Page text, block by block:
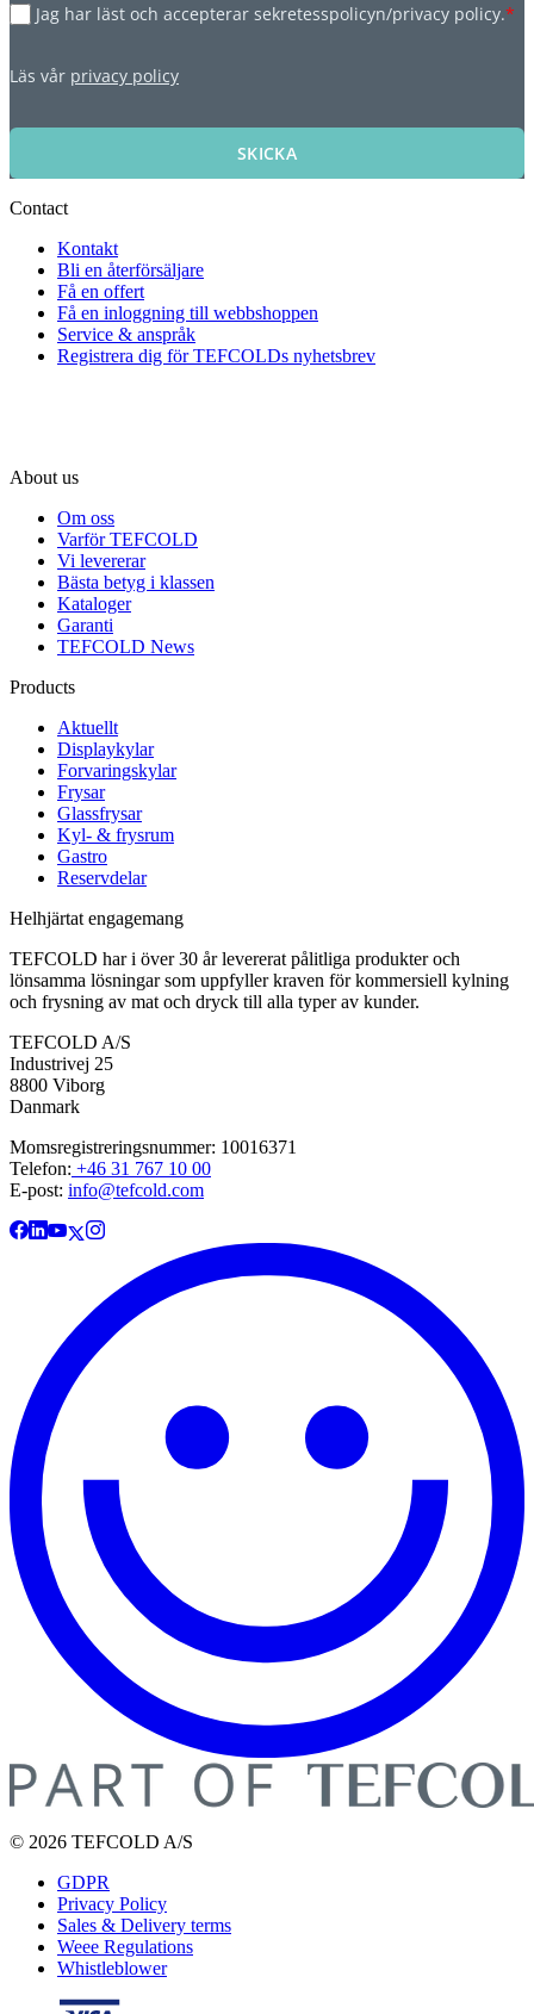
Jag har läst och accepterar sekretesspolicyn/privacy policy.*
Läs vår privacy policy
SKICKA
Contact
Kontakt
Bli en återförsäljare
Få en offert
Få en inloggning till webbshoppen
Service & anspråk
Registrera dig för TEFCOLDs nyhetsbrev
About us
Om oss
Varför TEFCOLD
Vi levererar
Bästa betyg i klassen
Kataloger
Garanti
TEFCOLD News
Products
Aktuellt
Displaykylar
Forvaringskylar
Frysar
Glassfrysar
Kyl- & frysrum
Gastro
Reservdelar
Helhjärtat engagemang
TEFCOLD har i över 30 år levererat pålitliga produkter och
lönsamma lösningar som uppfyller kraven för kommersiell kylning
och frysning av mat och dryck till alla typer av kunder.
TEFCOLD A/S
Industrivej 25
8800 Viborg
Danmark
Momsregistreringsnummer: 10016371
Telefon: +46 31 767 10 00
E-post: info@tefcold.com
© 2026 TEFCOLD A/S
GDPR
Privacy Policy
Sales & Delivery terms
Weee Regulations
Whistleblower